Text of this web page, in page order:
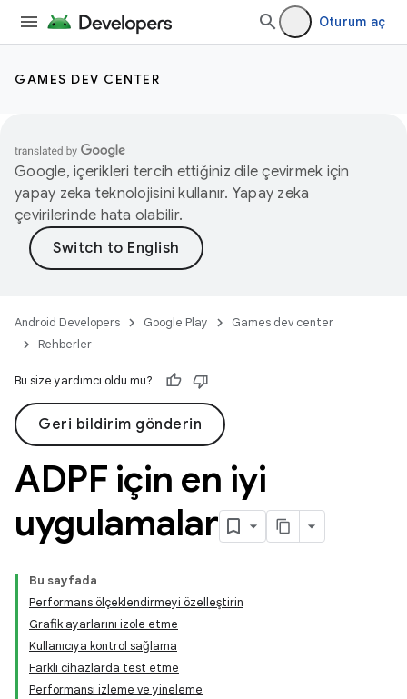
Oturum aç
GAMES DEV CENTER
Google, içerikleri tercih ettiğiniz dile çevirmek için
yapay zeka teknolojisini kullanır. Yapay zeka
çevirilerinde hata olabilir.
Android Developers Google Play
Games dev center
Rehberler
Bu size yardımcı oldu mu?
Geri bildirim gönderin
ADPF için en iyi
uygulamalar
Bu sayfada
Performans ölçeklendirmeyi özelleştirin
Grafik ayarlarını izole etme
Kullanıcıya kontrol sağlama
Farklı cihazlarda test etme
Performansı izleme ve yineleme